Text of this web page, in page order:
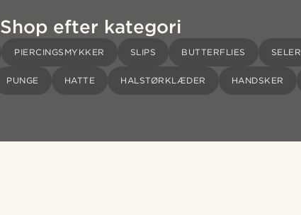
Shop efter kategori
PIERCINGSMYKKER SLIPS BUTTERFLIES SELER
PUNGE HATTE HALSTØRKLÆDER HANDSKER